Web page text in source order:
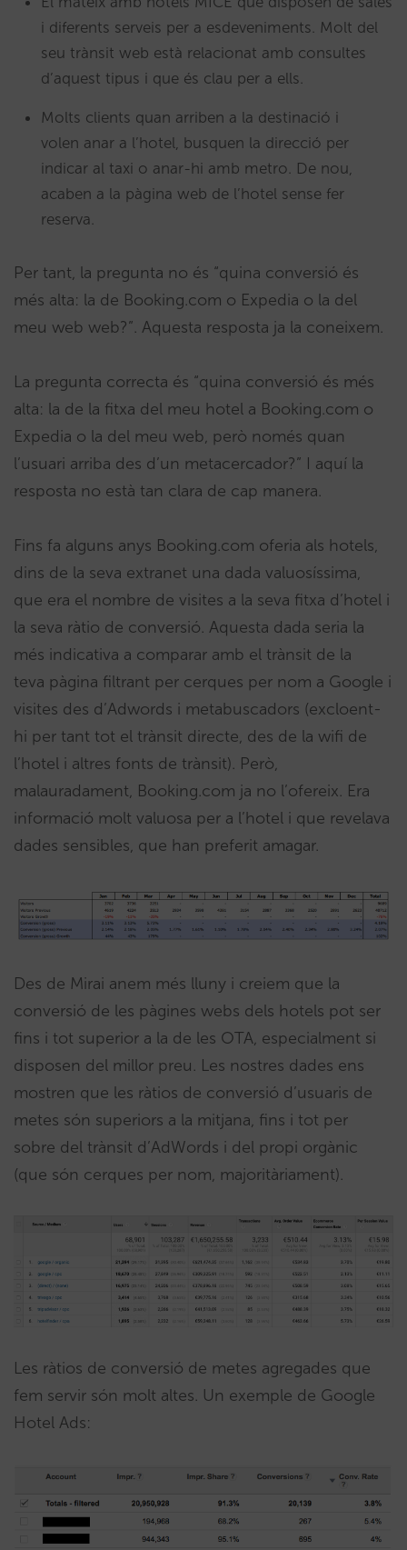
i diferents serveis per a esdeveniments. Molt del
seu trànsit web està relacionat amb consultes
d’aquest tipus i que és clau per a ells.
Molts clients quan arriben a la destinació i
volen anar a l’hotel, busquen la direcció per
indicar al taxi o anar-hi amb metro. De nou,
acaben a la pàgina web de l’hotel sense fer
reserva.
Per tant, la pregunta no és “quina conversió és
més alta: la de Booking.com o Expedia o la del
meu web web?”. Aquesta resposta ja la coneixem.
La pregunta correcta és “quina conversió és més
alta: la de la fitxa del meu hotel a Booking.com o
Expedia o la del meu web, però només quan
l’usuari arriba des d’un metacercador?” I aquí la
resposta no està tan clara de cap manera.
Fins fa alguns anys Booking.com oferia als hotels,
dins de la seva extranet una dada valuosíssima,
que era el nombre de visites a la seva fitxa d’hotel i
la seva ràtio de conversió. Aquesta dada seria la
més indicativa a comparar amb el trànsit de la
teva pàgina filtrant per cerques per nom a Google i
visites des d’Adwords i metabuscadors (excloent-
hi per tant tot el trànsit directe, des de la wifi de
l’hotel i altres fonts de trànsit). Però,
malauradament, Booking.com ja no l’ofereix. Era
informació molt valuosa per a l’hotel i que revelava
dades sensibles, que han preferit amagar.
Des de Mirai anem més lluny i creiem que la
conversió de les pàgines webs dels hotels pot ser
fins i tot superior a la de les OTA, especialment si
disposen del millor preu. Les nostres dades ens
mostren que les ràtios de conversió d’usuaris de
metes són superiors a la mitjana, fins i tot per
sobre del trànsit d’AdWords i del propi orgànic
(que són cerques per nom, majoritàriament).
Les ràtios de conversió de metes agregades que
fem servir són molt altes. Un exemple de Google
Hotel Ads: